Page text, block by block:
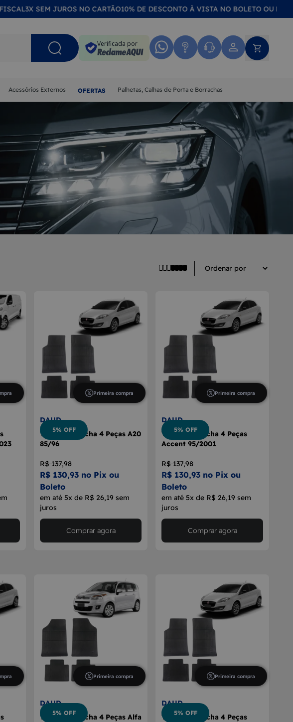
SEM JUROS NO CARTÃO10% DE DESCONTO À VISTA NO BOLETO OU NO PIX
Verificada por
Acessórios Externos OFERTAS Palhetas, Calhas de Porta e Borrachas
Primeira compra
DAUD
Tapete Borracha 4 Peças A20
85/96
R$ 137,98
R$ 130,93 no Pix ou
Boleto
em até 5x de R$ 26,19 sem
juros
5% OFF
Comprar agora
Primeira compra
DAUD
Tapete Borracha 4 Peças
Accent 95/2001
R$ 137,98
R$ 130,93 no Pix ou
Boleto
em até 5x de R$ 26,19 sem
juros
5% OFF
Comprar agora
Primeira compra
DAUD
Tapete Borracha 4 Peças Alfa
5% OFF
Primeira compra
DAUD
Tapete Borracha 4 Peças
5% OFF